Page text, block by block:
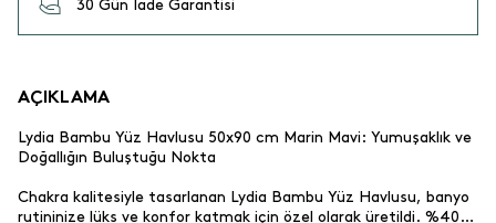
30 Gün İade Garantisi
AÇIKLAMA
Lydia Bambu Yüz Havlusu 50x90 cm Marin Mavi: Yumuşaklık ve
Doğallığın Buluştuğu Nokta
Chakra kalitesiyle tasarlanan Lydia Bambu Yüz Havlusu, banyo
rutininize lüks ve konfor katmak için özel olarak üretildi. %40